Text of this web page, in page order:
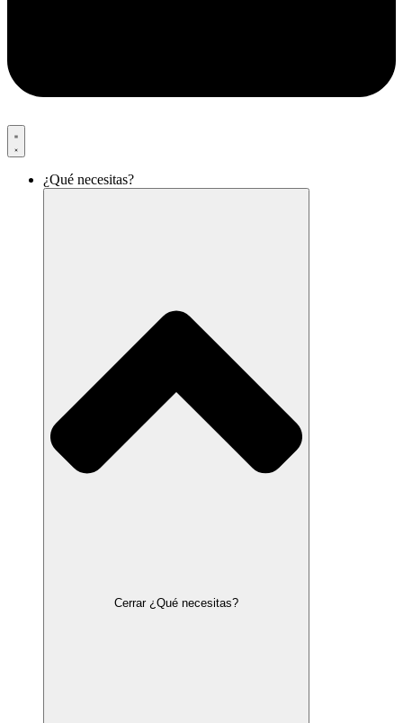
¿Qué necesitas?
Cerrar ¿Qué necesitas?